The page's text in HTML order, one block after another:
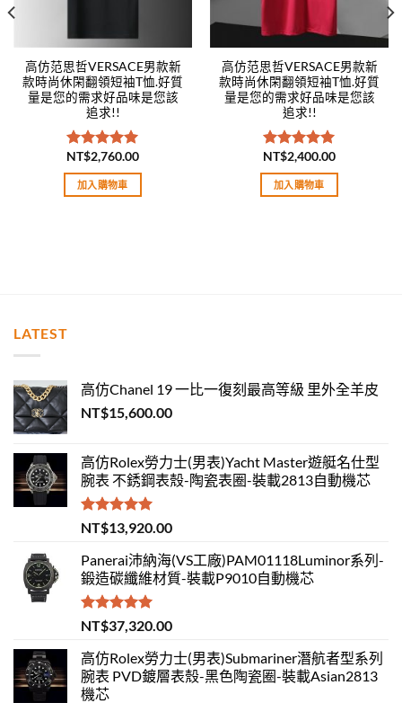
高仿范思哲VERSACE男款新
款時尚休閑翻領短袖T恤.好質
量是您的需求好品味是您該
追求!!
評分5.00
滿分 5
NT$2,760.00
加入購物車
高仿范思哲VERSACE男款新
款時尚休閑翻領短袖T恤.好質
量是您的需求好品味是您該
追求!!
評分5.00
滿分 5
NT$2,400.00
加入購物車
LATEST
高仿Chanel 19 一比一復刻最高等級 里外全羊皮
NT$15,600.00
高仿Rolex勞力士(男表)Yacht Master遊艇名仕型
腕表 不銹鋼表殼-陶瓷表圈-裝載2813自動機芯
評分5.00
滿分 5
NT$13,920.00
Panerai沛納海(VS工廠)PAM01118Luminor系列-
鍛造碳纖維材質-裝載P9010自動機芯
評分5.00
滿分 5
NT$37,320.00
高仿Rolex勞力士(男表)Submariner潛航者型系列
腕表 PVD鍍層表殼-黑色陶瓷圈-裝載Asian2813
機芯